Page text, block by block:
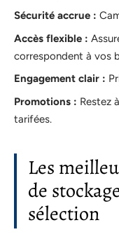
Sécurité accrue :
Accès flexible :
correspondent à vos
Engagement clair :
Promotions : Restez
tarifées.
Les
de
sélection